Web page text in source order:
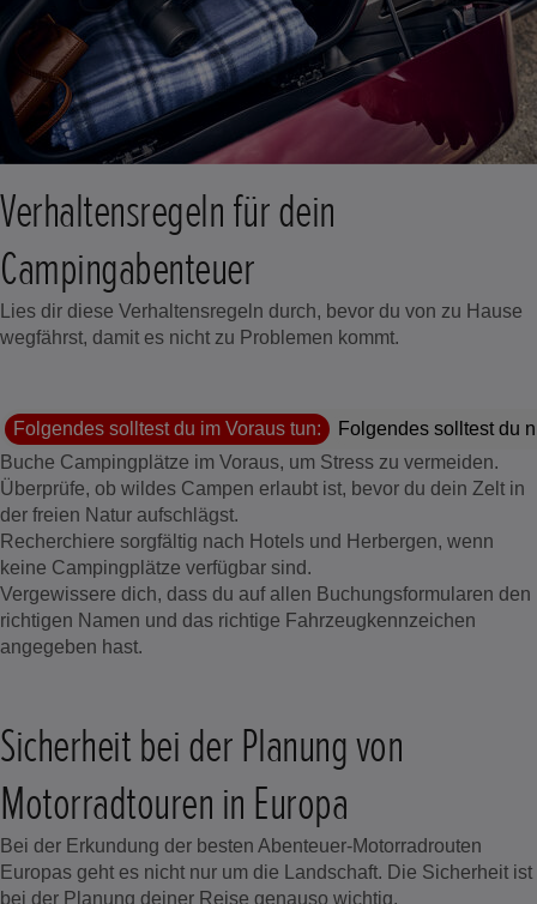
Verhaltensregeln für dein
Campingabenteuer
Lies dir diese Verhaltensregeln durch, bevor du von zu Hause
wegfährst, damit es nicht zu Problemen kommt.
Folgendes solltest du im Voraus tun:
Folgendes solltest du
Buche Campingplätze im Voraus, um Stress zu vermeiden.
Überprüfe, ob wildes Campen erlaubt ist, bevor du dein Zelt in
der freien Natur aufschlägst.
Recherchiere sorgfältig nach Hotels und Herbergen, wenn
keine Campingplätze verfügbar sind.
Vergewissere dich, dass du auf allen Buchungsformularen den
richtigen Namen und das richtige Fahrzeugkennzeichen
angegeben hast.
Sicherheit bei der Planung von
Motorradtouren in Europa
Bei der Erkundung der besten Abenteuer-Motorradrouten
Europas geht es nicht nur um die Landschaft. Die Sicherheit ist
bei der Planung deiner Reise genauso wichtig.